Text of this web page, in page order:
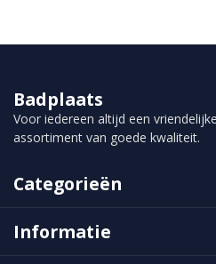
Badplaats
Voor iedereen altijd een
assortiment van goede kwaliteit.
Categorieën
Informatie